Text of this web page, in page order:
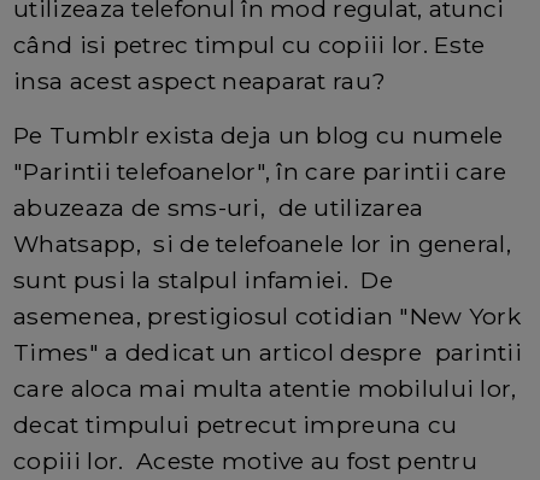
utilizeaza telefonul în mod regulat, atunci
când isi petrec timpul cu copiii lor. Este
insa acest aspect neaparat rau?
Pe Tumblr exista deja un blog cu numele
"Parintii telefoanelor", în care parintii care
abuzeaza de sms-uri, de utilizarea
Whatsapp, si de telefoanele lor in general,
sunt pusi la stalpul infamiei. De
asemenea, prestigiosul cotidian "New York
Times" a dedicat un articol despre parintii
care aloca mai multa atentie mobilului lor,
decat timpului petrecut impreuna cu
copiii lor. Aceste motive au fost pentru